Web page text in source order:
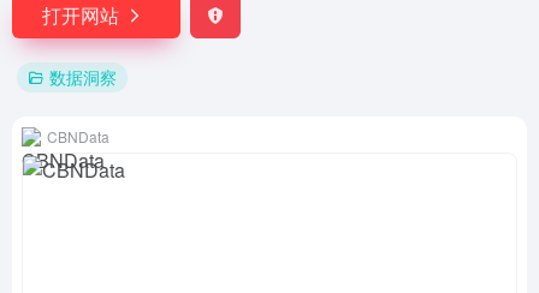
打开网站
数据洞察
CBNData